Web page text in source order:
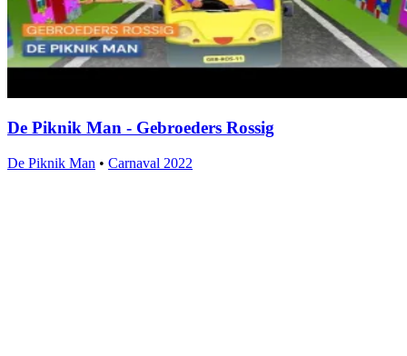
De Piknik Man - Gebroeders Rossig
De Piknik Man • Carnaval 2022